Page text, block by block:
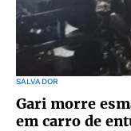
SALVADOR
Gari morre
em carro de